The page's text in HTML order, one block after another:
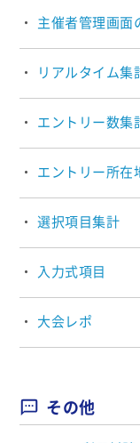
主催者管理画面
リアルタイム集
エントリー数集
エントリー所在
選択項目集計
入力式項目
大会レポ
その他